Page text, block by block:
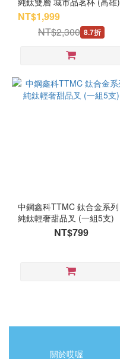
NT$1,999
NT$2,300 8.7折
中鋼鑫科TTMC 鈦合金系列
純鈦輕奢甜品叉 (一組5支)
NT$799
關於哎喔